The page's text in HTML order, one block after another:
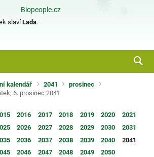
Biopeople.cz
slavíLada.
kalendář 2041
prosinec
6. prosinec 2041
2016 2017 2018 2019 2020
2021
2026 2027 2028 2029 2030
2031
2036 2037 2038 2039 2040
2041
2046 2047 2048 2049 2050